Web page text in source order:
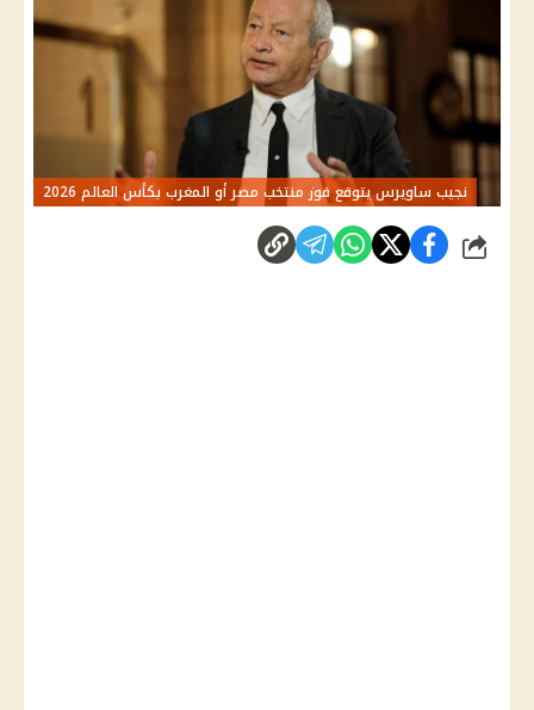
نجيب ساويرس يتوقع فوز منتخب مصر أو المغرب بكأس العالم 2026
شارك